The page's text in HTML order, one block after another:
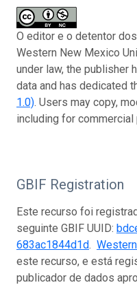
O editor e o detentor
Western New Mexico
under law, the publisher
data and has dedicated
1.0). Users may copy,
including for
GBIF Registration
Este recurso foi
seguinte GBIF UUID:
683ac1844d1d.
este recurso, e está
publicador de dados